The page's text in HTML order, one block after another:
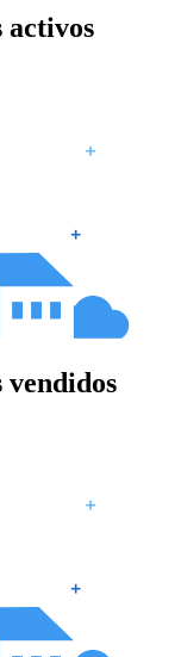
activos
vendidos